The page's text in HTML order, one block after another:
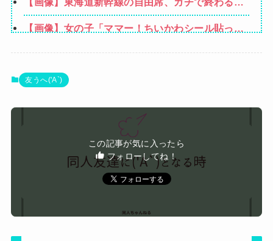
ｗｗｗ
【画像】女の子「ママー！ちいかわシール貼った
【画像】GANTZの絶望シーン、ここで決まる
【悲報】八王子の夏祭り、衛生管理終わってた
義姉のお子さんは犬だけど犬と言うと精神が不安
彼女が中古カードショップで男に話しかけられ
た。いきなり彼女の持ち歩いてたカードを品定め
しだしたらしく…
Powered by livedoor 相互RSS
友うへ('A`)
この記事が気に入ったら
フォローしてね！